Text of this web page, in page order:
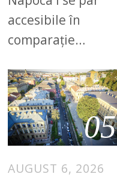
accesibile în
comparație…
05
AUGUST 6, 2026